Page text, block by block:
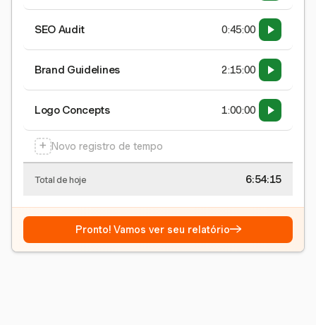
SEO Audit 0:45:00
Brand Guidelines 2:15:00
Logo Concepts 1:00:00
+ Novo registro de tempo
Total de hoje 6:54:15
Pronto! Vamos ver seu relatório→